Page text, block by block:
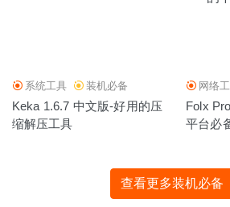
系统工具 装机必备
Keka 1.6.7 中文版-好用的压
缩解压工具
网络
Folx
平台必
查看更多装机必备